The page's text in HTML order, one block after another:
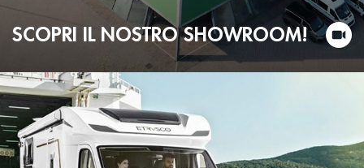
SCOPRI IL NOSTRO SHOWROOM!